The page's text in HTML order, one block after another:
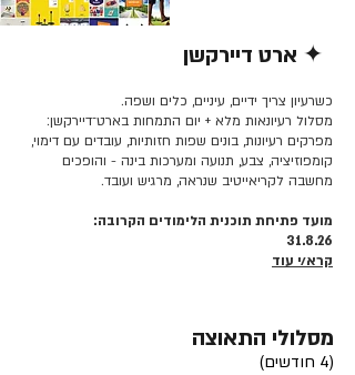
✦ ארט דיירקשן
כשרעיון צריך ידיים, עיניים, כלים ושפה.
מסלול רעיונאות מלא + יום התמחות בארט־דיירקשן:
מפרקים רעיונות, בונים שפות חזותיות, עובדים עם דימוי,
קומפוזיציה, צבע, תנועה ומערכות בינה - והופכים
מחשבה לקריאייטיב שנראה, מרגיש ועובד.
מועד פתיחת תוכנית הלימודים הקרובה:
31.8.26
קרא/י עוד
מסלולי התאוצה
(4 חודשים)